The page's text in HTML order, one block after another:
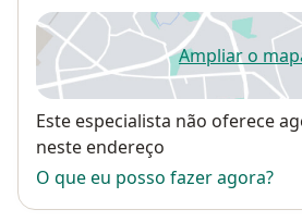
Ampliar oabre
Disponibilidade
Este especialista não oferece
neste endereço
O que eu posso fazer agora?